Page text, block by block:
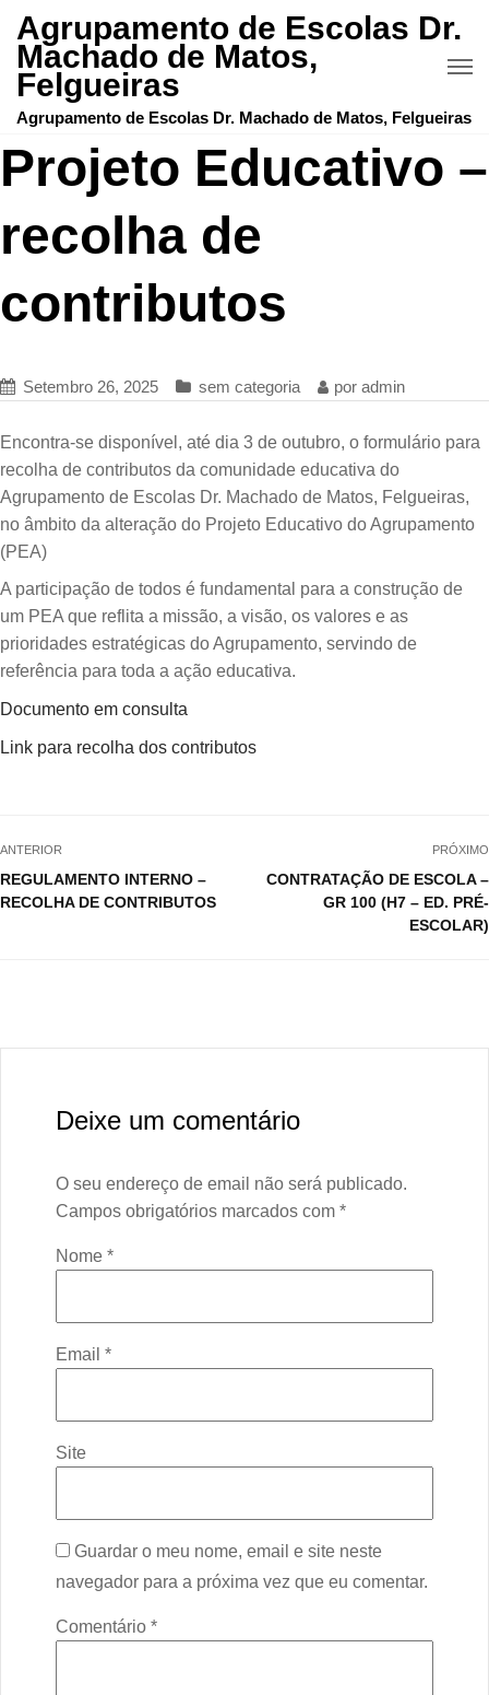
Agrupamento de Escolas Dr.
Machado de Matos,
Felgueiras
Agrupamento de Escolas Dr. Machado de Matos, Felgueiras
Projeto Educativo –
recolha de
contributos
Setembro 26, 2025 sem categoria por admin
Encontra-se disponível, até dia 3 de outubro, o formulário para
recolha de contributos da comunidade educativa do
Agrupamento de Escolas Dr. Machado de Matos, Felgueiras,
no âmbito da alteração do Projeto Educativo do Agrupamento
(PEA)
A participação de todos é fundamental para a construção de
um PEA que reflita a missão, a visão, os valores e as
prioridades estratégicas do Agrupamento, servindo de
referência para toda a ação educativa.
Documento em consulta
Link para recolha dos contributos
ANTERIOR
REGULAMENTO INTERNO –
RECOLHA DE CONTRIBUTOS
PRÓXIMO
CONTRATAÇÃO DE ESCOLA –
GR 100 (H7 – ED. PRÉ-
ESCOLAR)
Deixe um comentário
O seu endereço de email não será publicado.
Campos obrigatórios marcados com *
Nome *
Email *
Site
Guardar o meu nome, email e site neste
navegador para a próxima vez que eu comentar.
Comentário *